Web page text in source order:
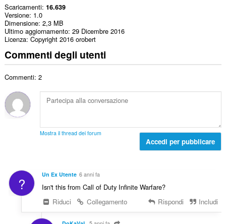
Scaricamenti 16.639
Versione 1.0
Dimensione 2,3 MB
Ultimo aggiornamento 29 Dicembre 2016
Licenza Copyright 2016 orobert
Commenti degli utenti
Commenti: 2
Mostra il thread dei forum
Accedi per pubblicare
? Un Ex Utente 6 anni fa
Isn't this from Call of Duty Infinite Warfare?
Riduci
Collegamento Rispondi Includi